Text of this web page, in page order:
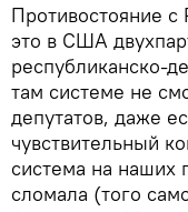
Противостояние
это в США
республиканско-
там системе не
депутатов, даже
чувствительный
система на наших
сломала (того